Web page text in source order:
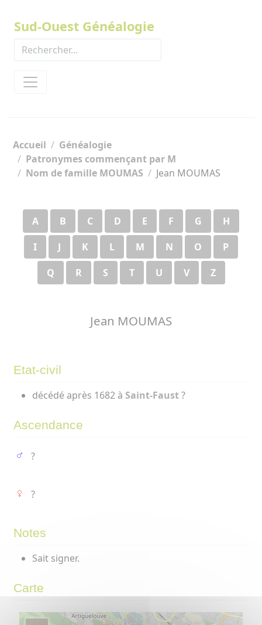
Sud-Ouest Généalogie
Accueil
Généalogie
Patronymes commençant par M
Nom de famille MOUMAS
Jean MOUMAS
A B C D E F G
H
I
J K L M N O
P
Q
R S T U V Z
Jean MOUMAS
Etat-civil
décédé après 1682 à Saint-Faust?
Ascendance
?
?
Notes
Sait signer.
Carte